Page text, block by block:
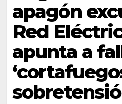
apagón
Red
apunta a